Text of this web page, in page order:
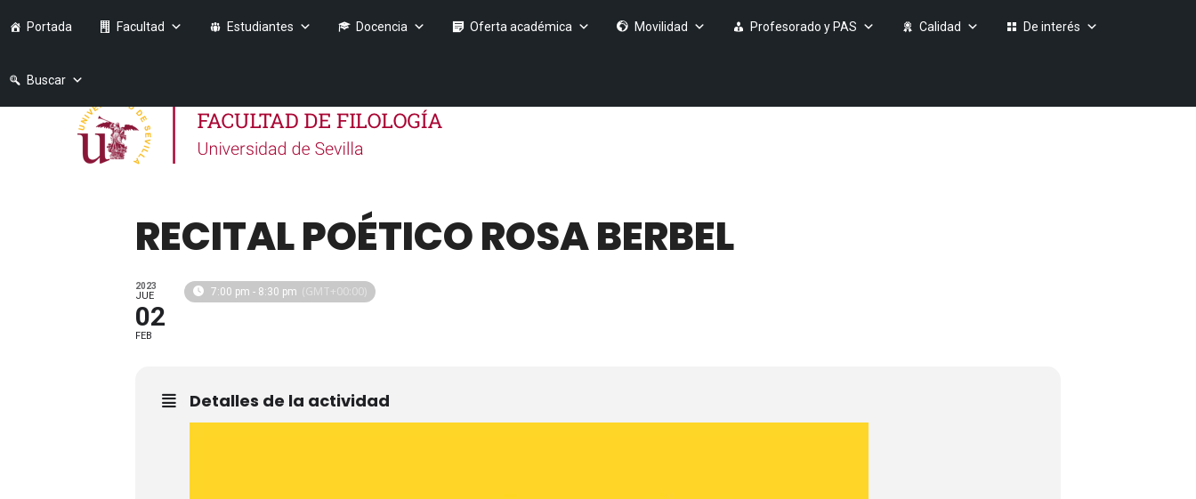
Portada Facultad Estudiantes Docencia Oferta académica Movilidad Profesorado y PAS Calidad De interés
Buscar
RECITAL POÉTICO ROSA BERBEL
2023
JUE
02
FEB
7:00 pm - 8:30 pm (GMT+00:00)
Detalles de la actividad